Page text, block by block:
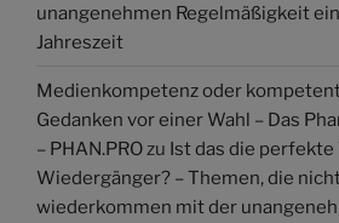
unangenehmen Regelmäßigkeit
Jahreszeit
Medienkompetenz oder
Gedanken vor einer Wahl – Das
– PHAN.PRO zu Ist das die perfekte
Wiedergänger? – Themen, die
wiederkommen mit der